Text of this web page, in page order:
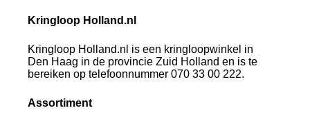
Kringloop Holland.nl
Kringloop Holland.nl is een kringloopwinkel in
Den Haag in de provincie Zuid Holland en is te
bereiken op telefoonnummer 070 33 00 222.
Assortiment